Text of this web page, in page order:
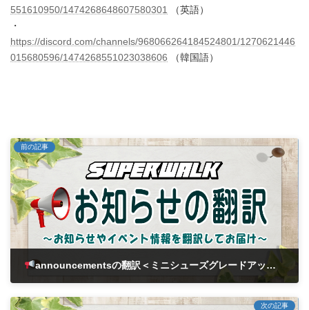
551610950/1474268648607580301
（英語）
・
https://discord.com/channels/968066264184524801/1270621446
015680596/1474268551023038606 （韓国語）
前の記事
announcementsの翻訳＜ミニシューズグレードアップイベント＞
次の記事